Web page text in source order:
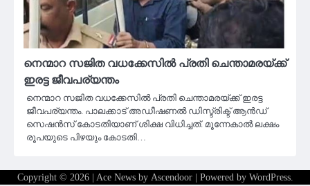
നെന്മാറ സജിത വധക്കേസിൽ പ്രതി ചെന്താമരയ്ക്ക്
ഇരട്ട ജീവപര്യന്തം
നെന്മാറ സജിത വധക്കേസിൽ പ്രതി ചെന്താമരയ്ക്ക് ഇരട്ട
ജീവപര്യന്തം. പാലക്കാട് അഡീഷണല്‍ ഡിസ്ട്രിക്ട് ആന്‍ഡ്
സെഷന്‍സ് കോടതിയാണ് ശിക്ഷ വിധിച്ചത്. മൂന്നേകാൽ ലക്ഷം
രൂപയുടെ പിഴയും കോടതി…
Copyright © 2026 | Ace News by Ascendoor| Powered by WordPress.